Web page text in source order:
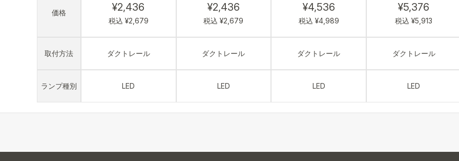
価格
取付方法
ランプ種別
¥2,436
税込 ¥2,679
ダクトレール
LED
¥2,436
税込 ¥2,679
ダクトレール
LED
¥4,536
税込 ¥4,989
ダクトレール
LED
¥5,376
税込 ¥5,913
ダクトレール
LED